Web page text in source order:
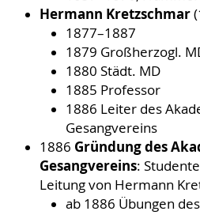
Hermann Kretzschmar
1877–1887
1879 Großherzogl.
1880 Städt. MD
1885 Professor
1886 Leiter des
Gesangvereins
1886 Gründung des
Gesangvereins:
Leitung von Hermann
ab 1886 Übungen